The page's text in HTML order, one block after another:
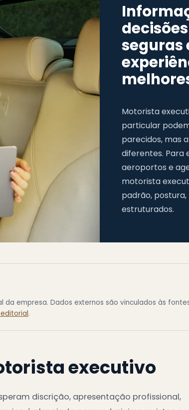
seguras
Motorista
particular
parecidos, mas
diferentes. Para
aeroportos e
motorista
padrão,
estruturados.
empresa. Dados externos são vinculados às
.
executivo
discrição, apresentação profissional,